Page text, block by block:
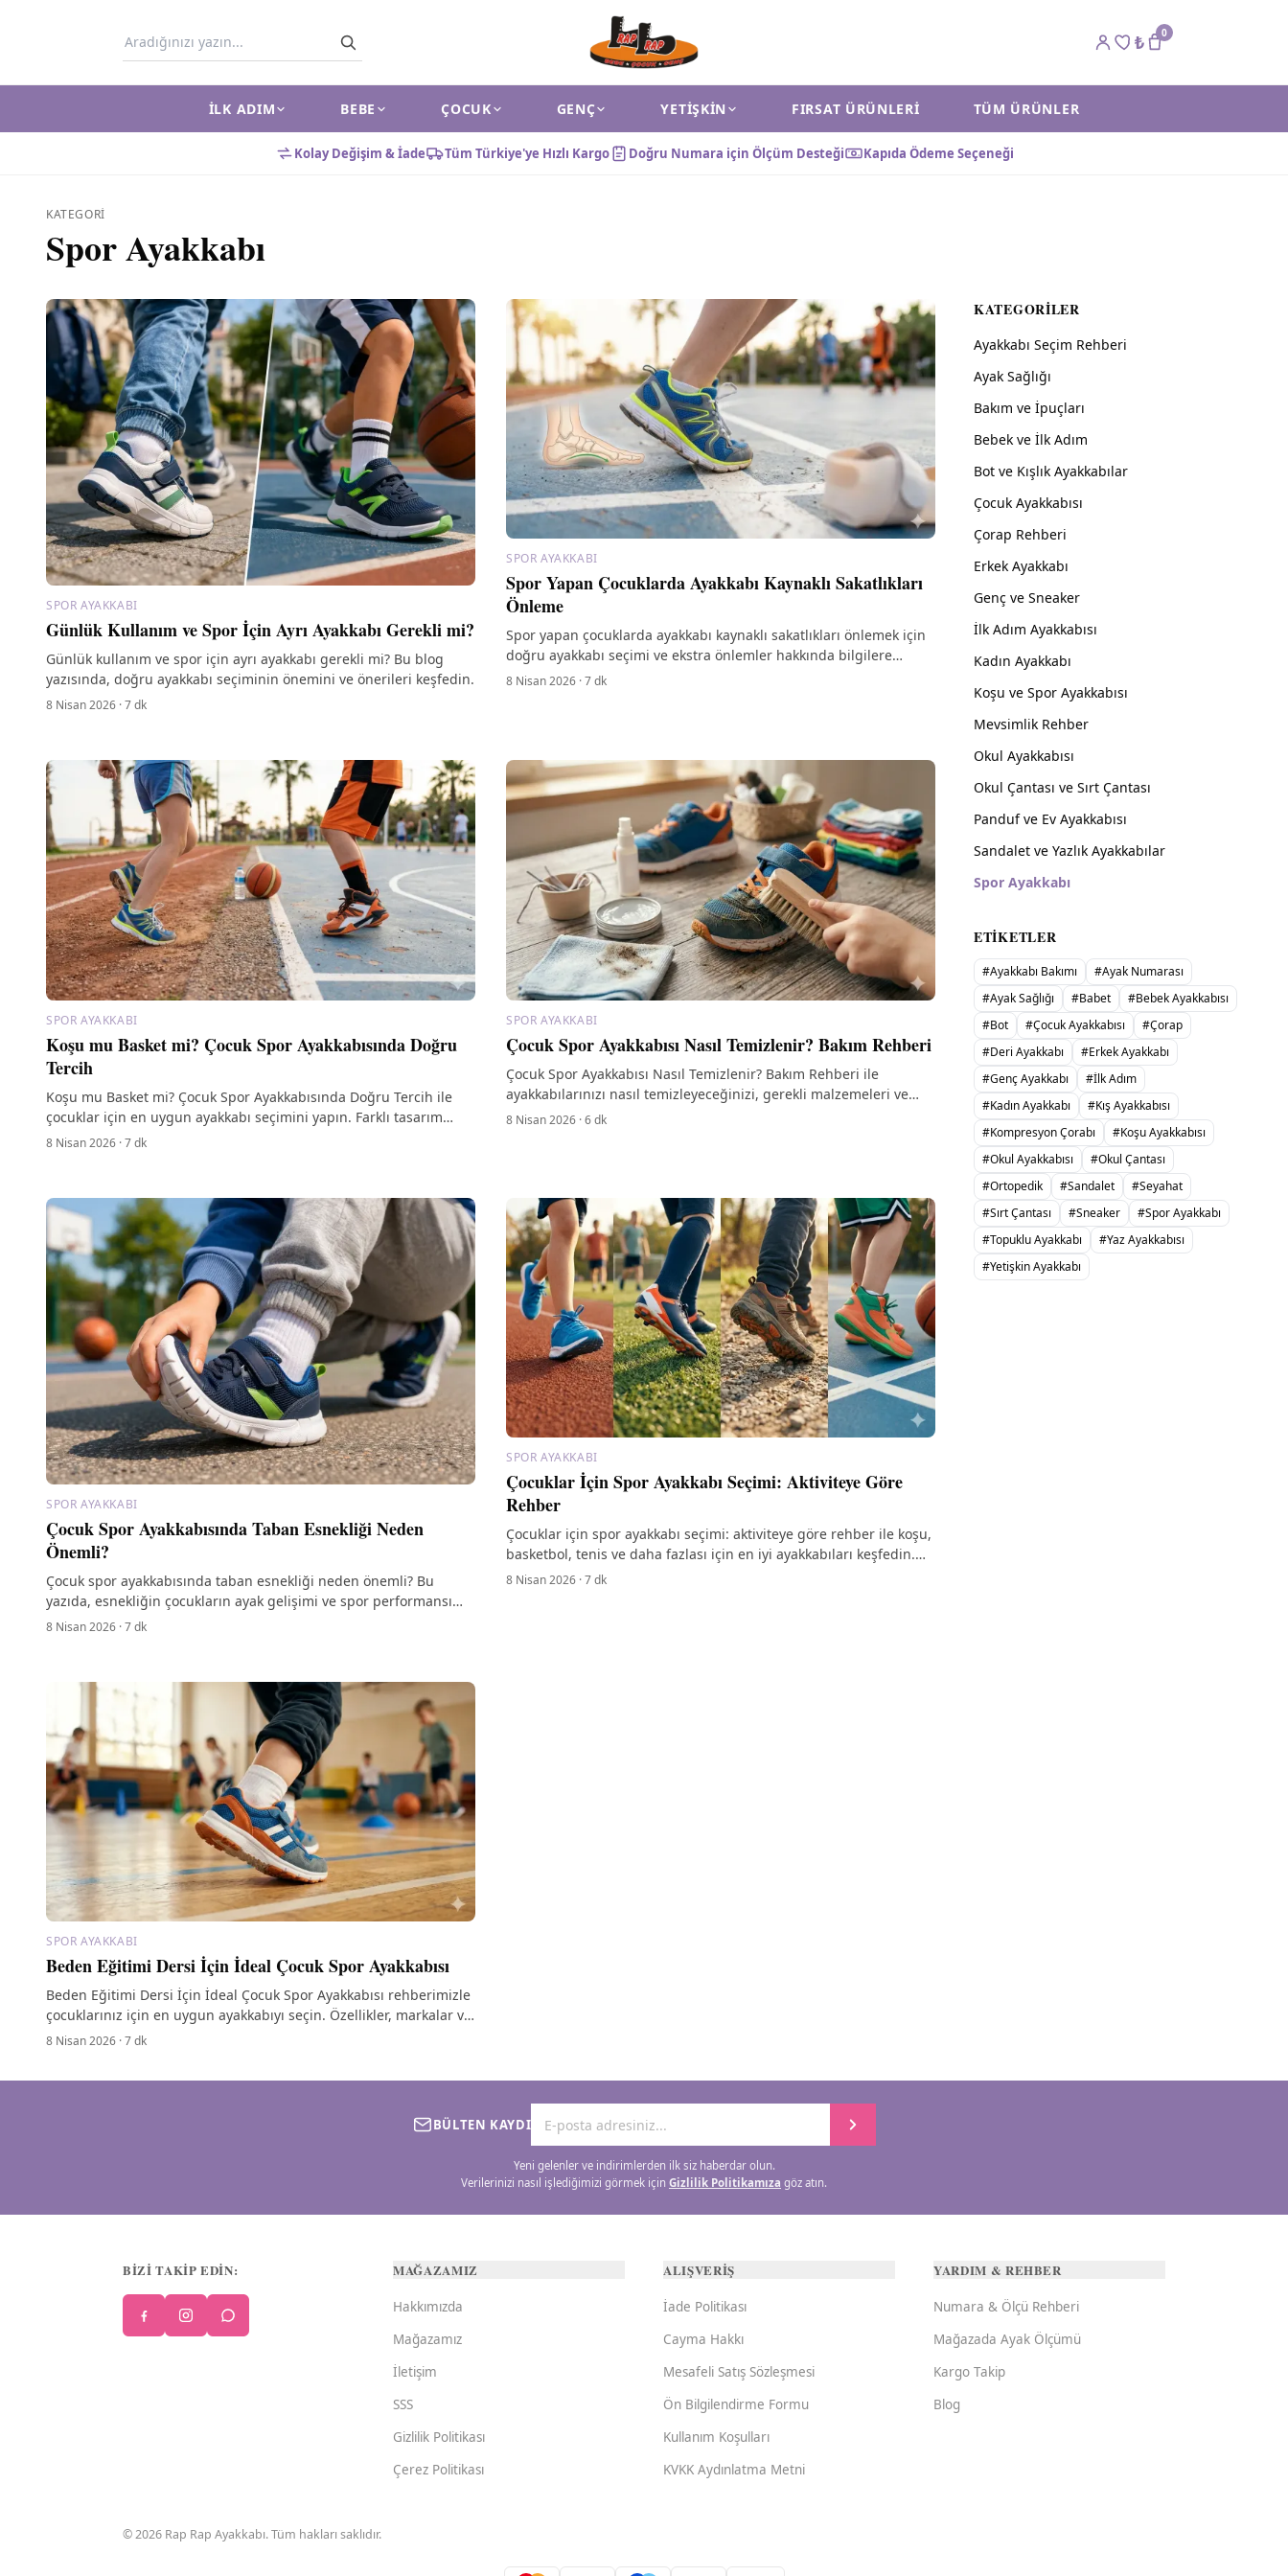
₺ 0
İLK ADIM BEBE ÇOCUK GENÇ YETIŞKIN FIRSAT ÜRÜNLERI TÜM ÜRÜNLER
Kolay Değişim & İade Tüm Türkiye'ye Hızlı Kargo Doğru Numara için Ölçüm Desteği Kapıda Ödeme Seçeneği
KATEGORI
Spor Ayakkabı
SPOR AYAKKABI
Günlük Kullanım ve Spor İçin Ayrı Ayakkabı Gerekli mi?
Günlük kullanım ve spor için ayrı ayakkabı gerekli mi? Bu blog
yazısında, doğru ayakkabı seçiminin önemini ve önerileri keşfedin.
8 Nisan 2026 ·7dk
SPOR AYAKKABI
Spor Yapan Çocuklarda Ayakkabı Kaynaklı Sakatlıkları
Önleme
Spor yapan çocuklarda ayakkabı kaynaklı sakatlıkları önlemek için
doğru ayakkabı seçimi ve ekstra önlemler hakkında bilgilere
ulaşın. Çocuklar için en iyi seçenekler!
8 Nisan 2026 ·7dk
SPOR AYAKKABI
Koşu mu Basket mi? Çocuk Spor Ayakkabısında Doğru
Tercih
Koşu mu Basket mi? Çocuk Spor Ayakkabısında Doğru Tercih ile
çocuklar için en uygun ayakkabı seçimini yapın. Farklı tasarım
özelliklerini keşfedin!
8 Nisan 2026 ·7dk
SPOR AYAKKABI
Çocuk Spor Ayakkabısı Nasıl Temizlenir? Bakım Rehberi
Çocuk Spor Ayakkabısı Nasıl Temizlenir? Bakım Rehberi ile
ayakkabılarınızı nasıl temizleyeceğinizi, gerekli malzemeleri ve
bakım ipuçlarını keşfedin.
8 Nisan 2026 ·6dk
SPOR AYAKKABI
Çocuk Spor Ayakkabısında Taban Esnekliği Neden
Önemli?
Çocuk spor ayakkabısında taban esnekliği neden önemli? Bu
yazıda, esnekliğin çocukların ayak gelişimi ve spor performansı
üzerindeki etkilerini keşfedin.
8 Nisan 2026 ·7dk
SPOR AYAKKABI
Çocuklar İçin Spor Ayakkabı Seçimi: Aktiviteye Göre
Rehber
Çocuklar için spor ayakkabı seçimi: aktiviteye göre rehber ile koşu,
basketbol, tenis ve daha fazlası için en iyi ayakkabıları keşfedin.
Hemen okuyun!
8 Nisan 2026 ·7dk
SPOR AYAKKABI
Beden Eğitimi Dersi İçin İdeal Çocuk Spor Ayakkabısı
Beden Eğitimi Dersi İçin İdeal Çocuk Spor Ayakkabısı rehberimizle
çocuklarınız için en uygun ayakkabıyı seçin. Özellikler, markalar ve
bakım ipuçları burada!
8 Nisan 2026 ·7dk
KATEGORILER
Ayakkabı Seçim Rehberi
Ayak Sağlığı
Bakım ve İpuçları
Bebek ve İlk Adım
Bot ve Kışlık Ayakkabılar
Çocuk Ayakkabısı
Çorap Rehberi
Erkek Ayakkabı
Genç ve Sneaker
İlk Adım Ayakkabısı
Kadın Ayakkabı
Koşu ve Spor Ayakkabısı
Mevsimlik Rehber
Okul Ayakkabısı
Okul Çantası ve Sırt Çantası
Panduf ve Ev Ayakkabısı
Sandalet ve Yazlık Ayakkabılar
Spor Ayakkabı
ETIKETLER
#Ayakkabı Bakımı #Ayak Numarası
#Ayak Sağlığı #Babet #Bebek Ayakkabısı
#Bot #Çocuk Ayakkabısı #Çorap
#Deri Ayakkabı #Erkek Ayakkabı
#Genç Ayakkabı #İlk Adım
#Kadın Ayakkabı #Kış Ayakkabısı
#Kompresyon Çorabı #Koşu Ayakkabısı
#Okul Ayakkabısı #Okul Çantası
#Ortopedik #Sandalet #Seyahat
#Sırt Çantası #Sneaker #Spor Ayakkabı
#Topuklu Ayakkabı #Yaz Ayakkabısı
#Yetişkin Ayakkabı
BÜLTEN KAYDI
Yeni gelenler ve indirimlerden ilk siz haberdar olun.
Verilerinizi nasıl işlediğimizi görmek için Gizlilik Politikamıza göz atın.
BİZİ TAKİP EDİN: MAĞAZAMIZ
Hakkımızda
Mağazamız
İletişim
SSS
Gizlilik Politikası
Çerez Politikası
ALIŞVERİŞ
İade Politikası
Cayma Hakkı
Mesafeli Satış Sözleşmesi
Ön Bilgilendirme Formu
Kullanım Koşulları
KVKK Aydınlatma Metni
YARDIM & REHBER
Numara & Ölçü Rehberi
Mağazada Ayak Ölçümü
Kargo Takip
Blog
©2026 Rap Rap Ayakkabı. Tüm hakları saklıdır.